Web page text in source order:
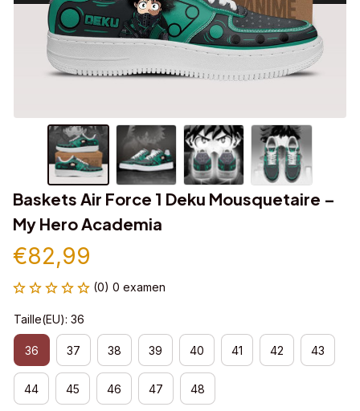
Baskets Air Force 1 Deku Mousquetaire –
My Hero Academia
€82,99
(0) 0 examen
Taille(EU): 36
36 37 38 39 40 41 42 43
44 45 46 47 48